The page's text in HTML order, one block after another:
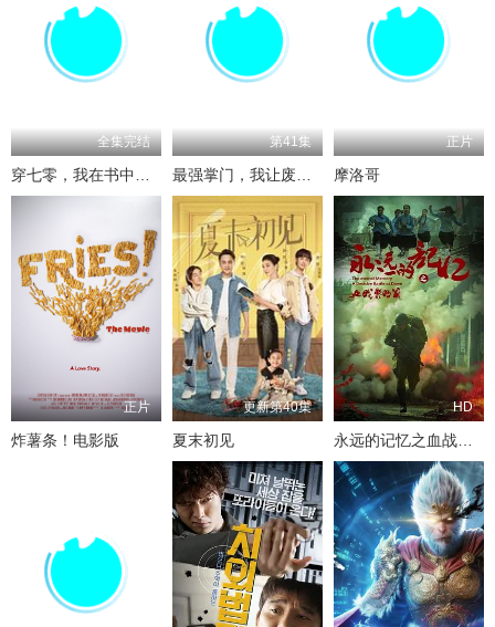
全集完结
穿七零，我在书中挺好的
第41集
最强掌门，我让废柴宗门碾压三界
正片
摩洛哥
正片
炸薯条！电影版
更新第40集
夏末初见
HD
永远的记忆之血战黎明前